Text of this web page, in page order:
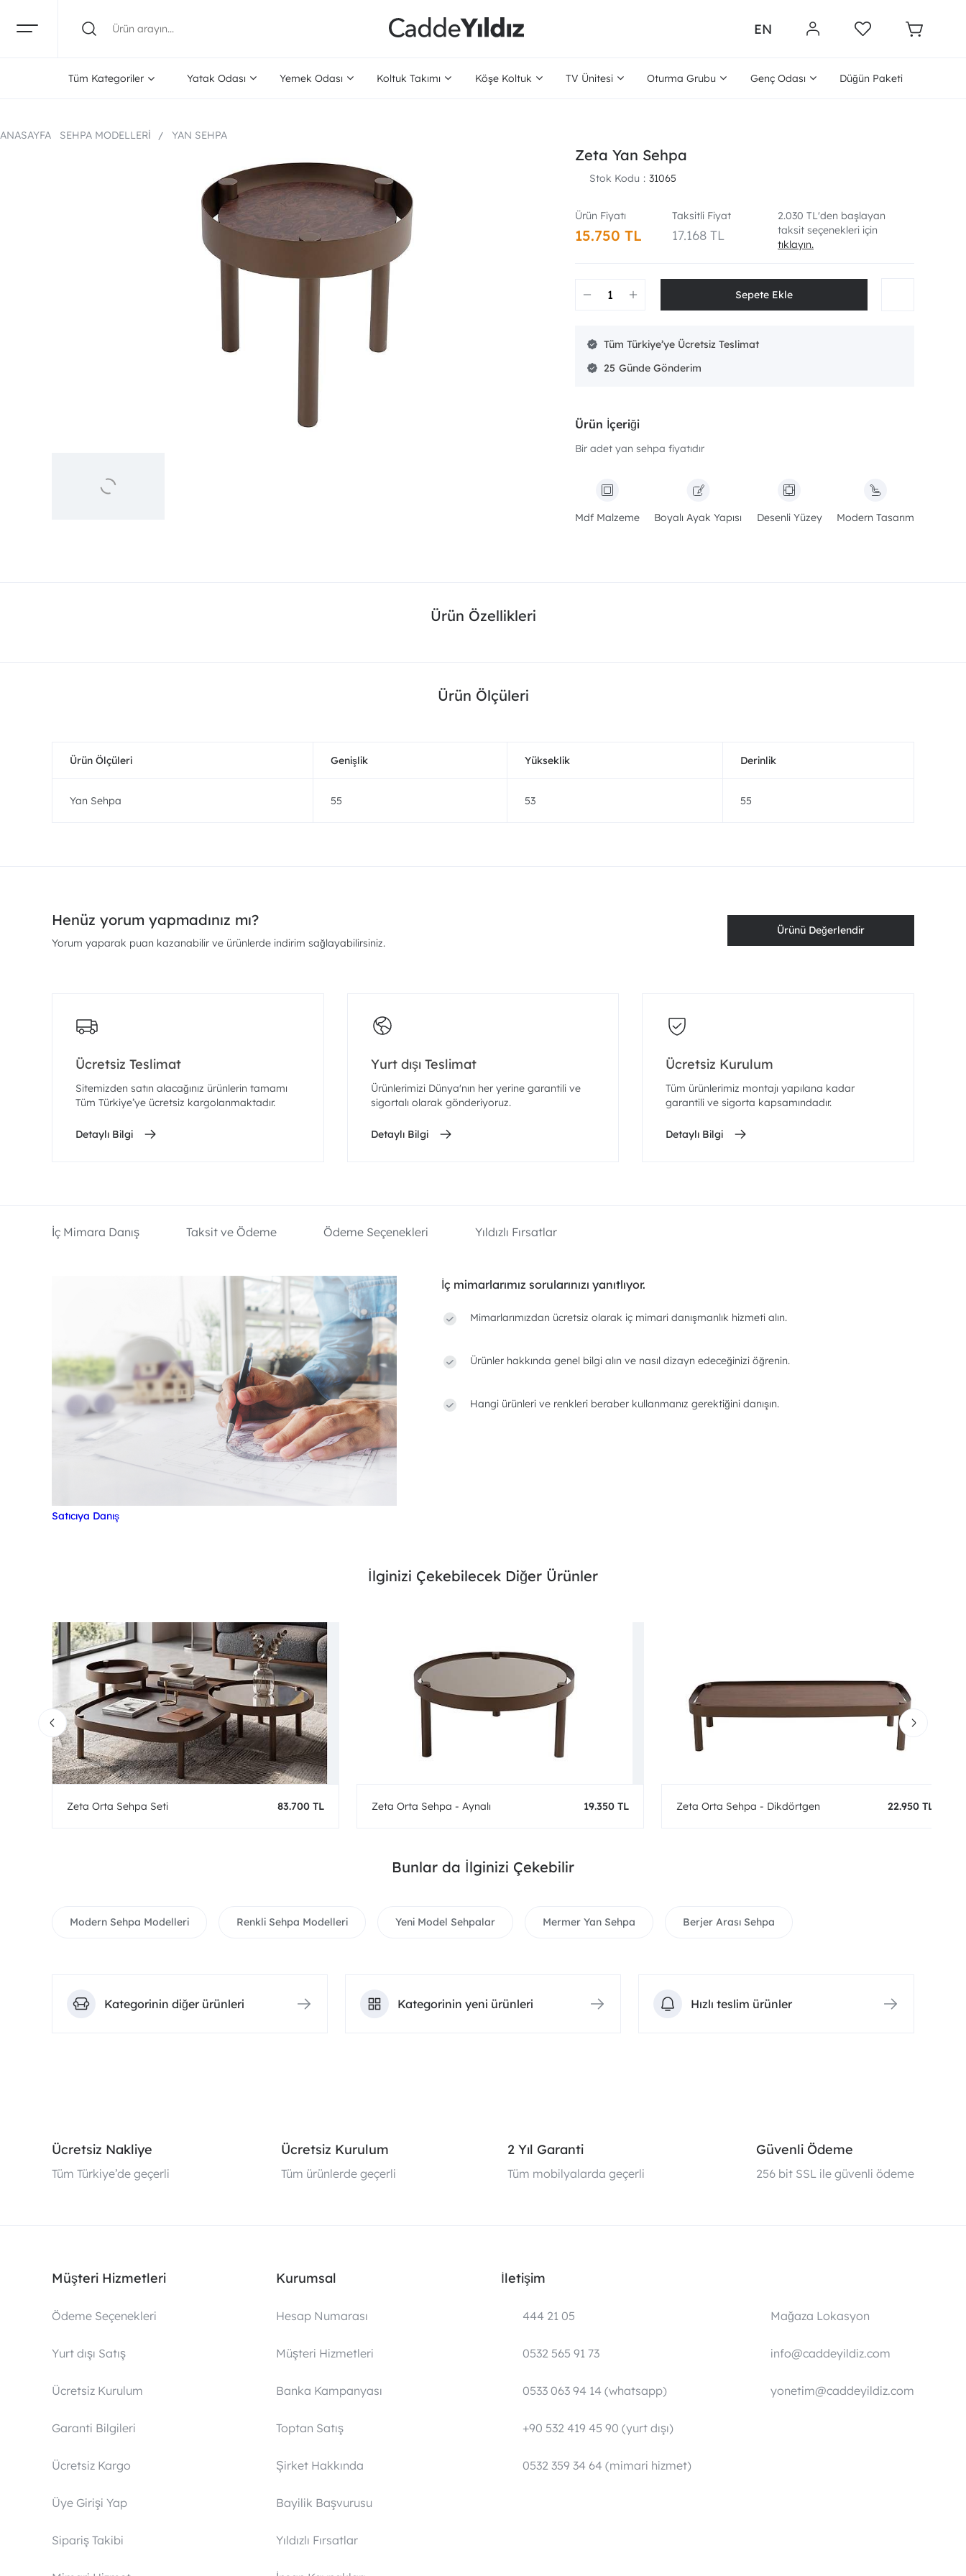
EN
Tüm Kategoriler Yatak Odası Yemek Odası Koltuk Takımı Köşe Koltuk TV Ünitesi Oturma Grubu Genç Odası Düğün Paketi
ANASAYFA SEHPA MODELLERI YAN SEHPA
Zeta Yan Sehpa
Stok Kodu 31065
15.750 TL
Taksitli Fiyat
17.168 TL
2.030 TL'den başlayan
taksit seçenekleri için
tıklayın.
25
Tüm Türkiye’ye Ücretsiz Teslimat
Ürün İçeriği
Bir adet yan sehpa fiyatıdır
Mdf Malzeme Boyalı Ayak Yapısı Desenli Yüzey Modern Tasarım
Ürün Özellikleri
Ürün Ölçüleri
Ürün Ölçüleri Genişlik Yükseklik Derinlik
Yan Sehpa 55 53 55
Henüz yorum yapmadınız mı?
Yorum yaparak puan kazanabilir ve ürünlerde indirim sağlayabilirsiniz.
Ürünü Değerlendir
Ücretsiz Teslimat
Sitemizden satın alacağınız ürünlerin tamamı
Tüm Türkiye’ye ücretsiz kargolanmaktadır.
Detaylı Bilgi
Yurt dışı Teslimat
Ürünlerimizi Dünya'nın her yerine garantili ve
sigortalı olarak gönderiyoruz.
Detaylı Bilgi
Ücretsiz Kurulum
Tüm ürünlerimiz montajı yapılana kadar
garantili ve sigorta kapsamındadır.
Detaylı Bilgi
İç Mimara Danış Taksit ve Ödeme Ödeme Seçenekleri Yıldızlı Fırsatlar
İç mimarlarımız sorularınızı yanıtlıyor.
Mimarlarımızdan ücretsiz olarak iç mimari danışmanlık hizmeti alın.
Ürünler hakkında genel bilgi alın ve nasıl dizayn edeceğinizi öğrenin.
Hangi ürünleri ve renkleri beraber kullanmanız gerektiğini danışın.
Satıcıya Danış
İlginizi Çekebilecek Diğer Ürünler
Zeta Orta Sehpa Seti 83.700 TL Zeta Orta Sehpa - Aynalı 19.350 TL Zeta Orta Sehpa - Dikdörtgen 22.950 TL
Bunlar da İlginizi Çekebilir
Modern Sehpa Modelleri Renkli Sehpa Modelleri Yeni Model Sehpalar Mermer Yan Sehpa Berjer Arası Sehpa
Kategorinin diğer ürünleri Kategorinin yeni ürünleri Hızlı teslim ürünler
Ücretsiz Nakliye
Tüm Türkiye’de geçerli
Ücretsiz Kurulum
Tüm ürünlerde geçerli
2 Yıl Garanti
Tüm mobilyalarda geçerli
Güvenli Ödeme
256 bit SSL ile güvenli ödeme
Müşteri Hizmetleri
Ödeme Seçenekleri
Yurt dışı Satış
Ücretsiz Kurulum
Garanti Bilgileri
Ücretsiz Kargo
Üye Girişi Yap
Sipariş Takibi
Kurumsal
Hesap Numarası
Müşteri Hizmetleri
Banka Kampanyası
Toptan Satış
Şirket Hakkında
Bayilik Başvurusu
Yıldızlı Fırsatlar
İletişim
444 21 05
0532 565 91 73
0533 063 94 14 (whatsapp)
+90 532 419 45 90 (yurt dışı)
0532 359 34 64 (mimari hizmet)
Mağaza Lokasyon
info@caddeyildiz.com
yonetim@caddeyildiz.com